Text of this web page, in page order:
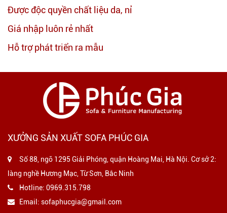
Được độc quyền chất liệu da, nỉ
Giá nhập luôn rẻ nhất
Hỗ trợ phát triển ra mẫu
XƯỞNG SẢN XUẤT SOFA PHÚC GIA
Số 88, ngõ 1295 Giải Phóng, quận Hoàng Mai, Hà Nội. Cơ sở 2:
làng nghề Hương Mạc, Từ Sơn, Bắc Ninh
Hotline: 0969.315.798
Email: sofaphucgia@gmail.com